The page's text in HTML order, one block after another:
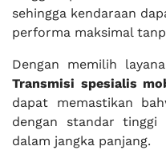
sehingga kendaraan
performa maksimal
Dengan memilih
Transmisi spesialis
dapat memastikan
dengan standar tinggi
dalam jangka panjang.